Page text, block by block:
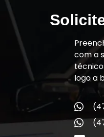
com a
logo a